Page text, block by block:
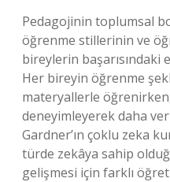
Pedagojinin toplumsal
öğrenme stillerinin ve
bireylerin
Her bireyin öğrenme
materyallerle
deneyimleyerek daha
Gardner’ın çoklu zeka
türde zekâya sahip
gelişmesi için farklı